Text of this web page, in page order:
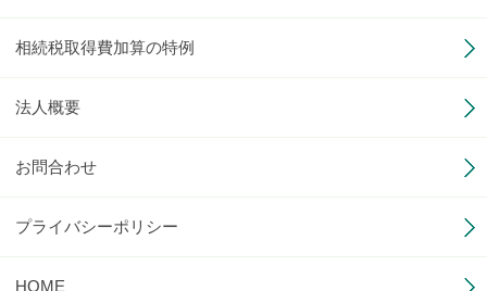
相続税取得費加算の特例
法人概要
お問合わせ
プライバシーポリシー
HOME